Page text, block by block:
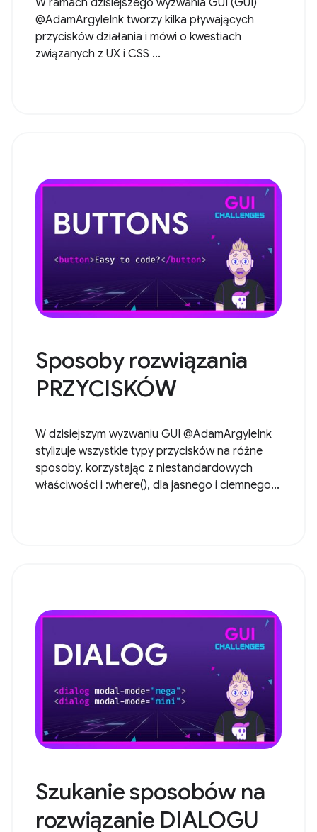
W ramach dzisiejszego wyzwania GUI (GUI)
@AdamArgyleInk tworzy kilka pływających
przycisków działania i mówi o kwestiach
związanych z UX i CSS ...
Sposoby rozwiązania
PRZYCISKÓW
W dzisiejszym wyzwaniu GUI @AdamArgyleInk
stylizuje wszystkie typy przycisków na różne
sposoby, korzystając z niestandardowych
właściwości i :where(), dla jasnego i ciemnego...
Szukanie sposobów na
rozwiązanie DIALOGU